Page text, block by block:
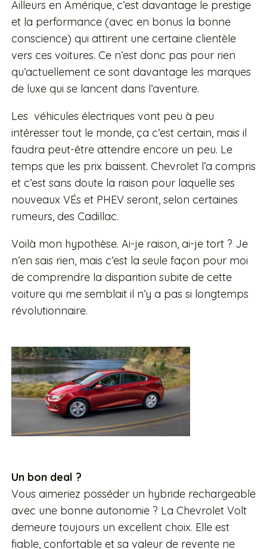
Ailleurs en Amérique, c’est davantage le prestige
et la performance (avec en bonus la bonne
conscience) qui attirent une certaine clientèle
vers ces voitures. Ce n’est donc pas pour rien
qu’actuellement ce sont davantage les marques
de luxe qui se lancent dans l’aventure.
Les véhicules électriques vont peu à peu
intéresser tout le monde, ça c’est certain, mais il
faudra peut-être attendre encore un peu. Le
temps que les prix baissent. Chevrolet l’a compris
et c’est sans doute la raison pour laquelle ses
nouveaux VÉs et PHEV seront, selon certaines
rumeurs, des Cadillac.
Voilà mon hypothèse. Ai-je raison, ai-je tort ? Je
n’en sais rien, mais c’est la seule façon pour moi
de comprendre la disparition subite de cette
voiture qui me semblait il n’y a pas si longtemps
révolutionnaire.
Un bon deal ?
Vous aimeriez posséder un hybride rechargeable
avec une bonne autonomie ? La Chevrolet Volt
demeure toujours un excellent choix. Elle est
fiable, confortable et sa valeur de revente ne